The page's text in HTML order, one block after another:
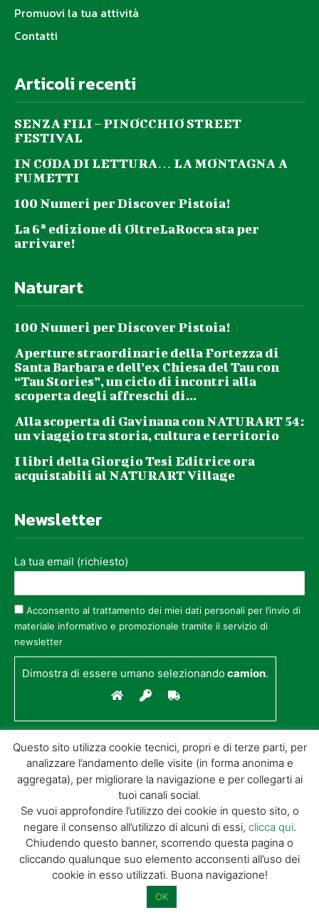
Promuovi la tua attività
Contatti
Articoli recenti
SENZA FILI – PINOCCHIO STREET
FESTIVAL
IN CODA DI LETTURA… LA MONTAGNA A
FUMETTI
100 Numeri per Discover Pistoia!
La 6ª edizione di OltreLaRocca sta per
arrivare!
Naturart
100 Numeri per Discover Pistoia!
Aperture straordinarie della Fortezza di
Santa Barbara e dell’ex Chiesa del Tau con
“Tau Stories”, un ciclo di incontri alla
scoperta degli affreschi di...
Alla scoperta di Gavinana con NATURART 54:
un viaggio tra storia, cultura e territorio
I libri della Giorgio Tesi Editrice ora
acquistabili al NATURART Village
Newsletter
La tua email (richiesto)
Acconsento al trattamento dei miei dati personali per l’invio di
materiale informativo e promozionale tramite il servizio di
newsletter
Dimostra di essere umano selezionandocamion.
© GIORGIO TESI EDITRICE S.R.L. | P.IVA
01732650476 | VIA DI BADIA 14 – 51100 LOC.
BOTTEGONE (PISTOIA) |POWERED BY
ALLYMIND
Cookie Policy
Condizioni
di vendita|Site Map
Questo sito utilizza cookie tecnici, propri e di terze parti, per
analizzare l’andamento delle visite (in forma anonima e
aggregata), per migliorare la navigazione e per collegarti ai
tuoi canali social.
Se vuoi approfondire l’utilizzo dei cookie in questo sito, o
negare il consenso all’utilizzo di alcuni di essi, clicca qui.
Chiudendo questo banner, scorrendo questa pagina o
cliccando qualunque suo elemento acconsenti all’uso dei
cookie in esso utilizzati. Buona navigazione!
OK